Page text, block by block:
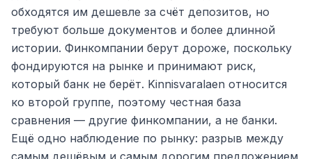
обходятся им дешевле за счёт депозитов, но
требуют больше документов и более длинной
истории. Финкомпании берут дороже, поскольку
фондируются на рынке и принимают риск,
который банк не берёт. Kinnisvaralaen относится
ко второй группе, поэтому честная база
сравнения — другие финкомпании, а не банки.
Ещё одно наблюдение по рынку: разрыв между
самым дешёвым и самым дорогим предложением